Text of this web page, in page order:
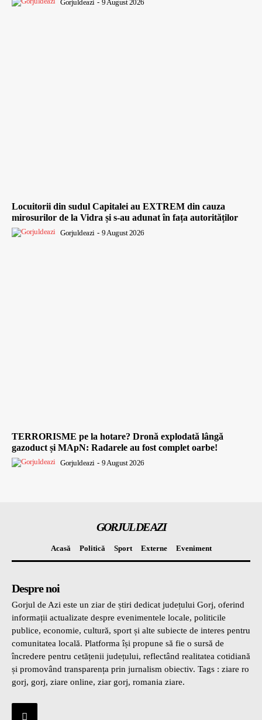
Gorjuldeazi - 9 August 2026
Locuitorii din sudul Capitalei au EXTREM din cauza
mirosurilor de la Vidra și s-au adunat în fața autorităților
Gorjuldeazi - 9 August 2026
TERRORISME pe la hotare? Dronă explodată lângă
gazoduct și MApN: Radarele au fost complet oarbe!
Gorjuldeazi - 9 August 2026
GORJUL DE AZI
Acasă Politică Sport Externe Eveniment
Despre noi
Gorjul de Azi este un ziar de știri dedicat județului Gorj, oferind
informații actualizate despre evenimentele locale, politicile
publice, economie, cultură, sport și alte subiecte de interes pentru
comunitatea locală. Platforma își propune să fie o sursă de
încredere pentru cetățenii județului, reflectând realitatea cotidiană
și promovând transparența prin jurnalism obiectiv. Tags : ziare ro
gorj, gorj, ziare online, ziar gorj, romania ziare.